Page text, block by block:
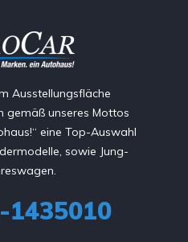
Ausstellungsfläche
gemäß unseres Mottos
eine Top-Auswahl
sowie Jung-
1435010